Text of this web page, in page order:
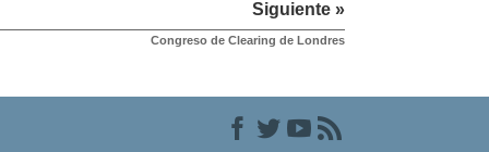
Siguiente »
Congreso de Clearing de Londres